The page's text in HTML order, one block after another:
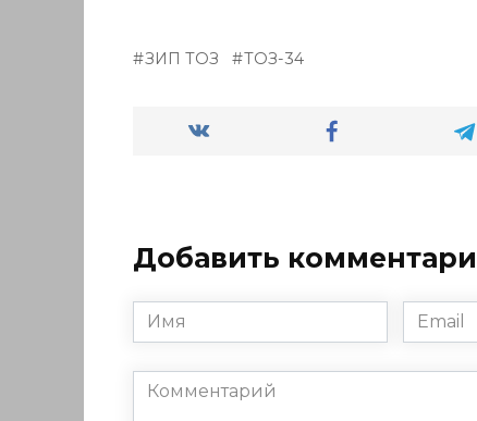
ЗИП ТОЗ ТОЗ-34
Добавить
Имя
*
Email
*
Комментарий